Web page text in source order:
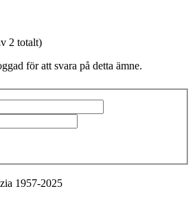
2 totalt)
för att svara på detta ämne.
1957-2025